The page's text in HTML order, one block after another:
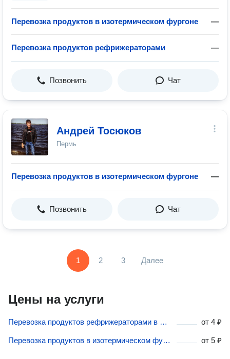
Перевозка продуктов в изотермическом фургоне —
Перевозка продуктов рефрижераторами —
Позвонить Чат
Андрей Тосюков
Пермь
Перевозка продуктов в изотермическом фургоне —
Позвонить Чат
1 2 3 Далее
Цены на услуги
Перевозка продуктов рефрижераторами в Перми от 4 ₽
Перевозка продуктов в изотермическом фургоне в Перми от 5 ₽